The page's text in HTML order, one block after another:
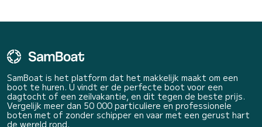
SamBoat is het platform dat het makkelijk maakt om een
boot te huren. U vindt er de perfecte boot voor een
dagtocht of een zeilvakantie, en dit tegen de beste prijs.
Vergelijk meer dan 50 000 particuliere en professionele
boten met of zonder schipper en vaar met een gerust hart
de wereld rond.